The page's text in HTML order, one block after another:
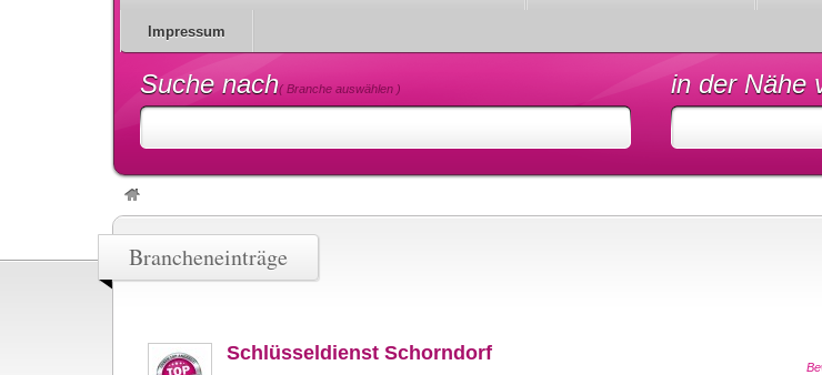
Impressum
Suche nach( Branche auswählen ) in der Nähe
Brancheneinträge
Schlüsseldienst Schorndorf